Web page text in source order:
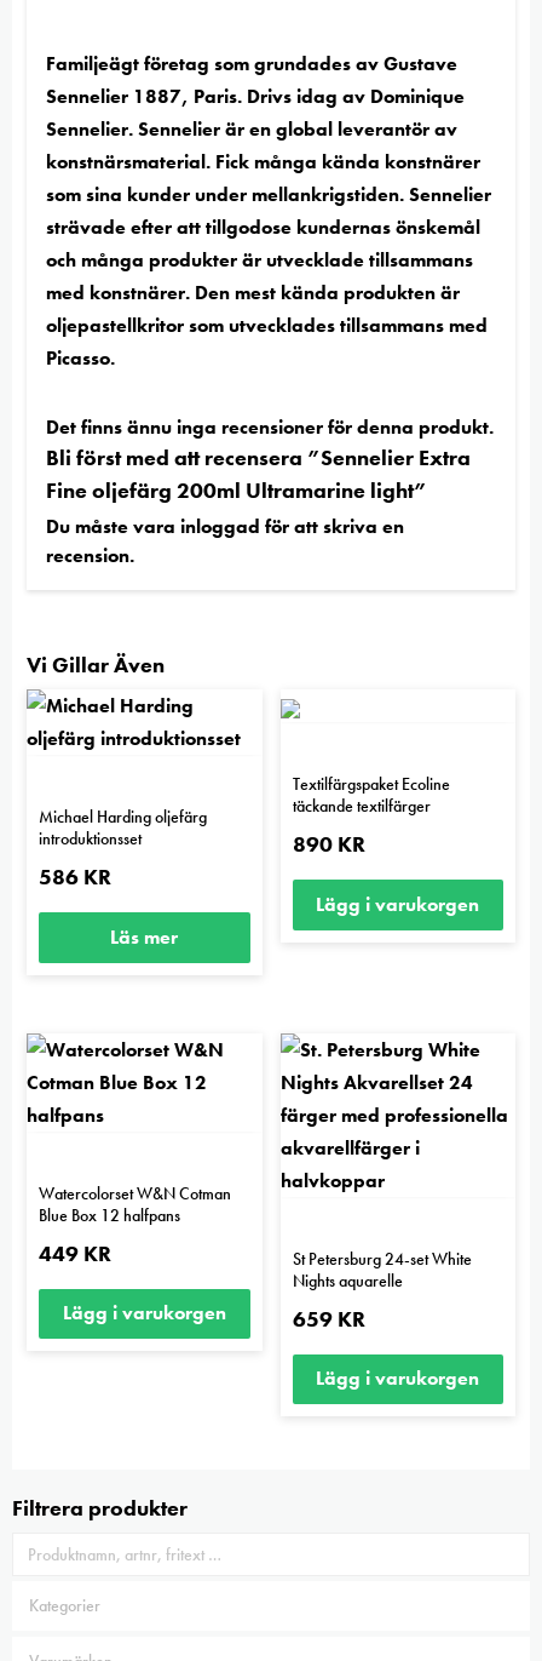
Familjeägt företag som grundades av Gustave
Sennelier 1887, Paris. Drivs idag av Dominique
Sennelier. Sennelier är en global leverantör av
konstnärsmaterial. Fick många kända konstnärer
som sina kunder under mellankrigstiden. Sennelier
strävade efter att tillgodose kundernas önskemål
och många produkter är utvecklade tillsammans
med konstnärer. Den mest kända produkten är
oljepastellkritor som utvecklades tillsammans med
Picasso.
Det finns ännu inga recensioner för denna produkt.
Bli först med att recensera ”Sennelier Extra
Fine oljefärg 200ml Ultramarine light”
Du måste varainloggad för att skriva en
recension.
Vi Gillar Även
Michael Harding oljefärg
introduktionsset
586 KR
Läs mer
Textilfärgspaket Ecoline
täckande textilfärger
890 KR
Lägg i varukorgen
Watercolorset W&N Cotman
Blue Box 12 halfpans
449 KR
Lägg i varukorgen
St Petersburg 24-set White
Nights aquarelle
659 KR
Lägg i varukorgen
Filtrera produkter